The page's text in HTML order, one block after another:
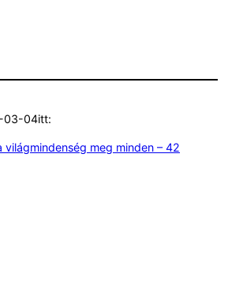
03-04itt:
világmindenség meg minden – 42